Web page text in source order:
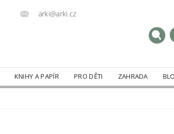
arki@arki.cz
KNIHY A PAPÍR PRO DĚTI ZAHRADA